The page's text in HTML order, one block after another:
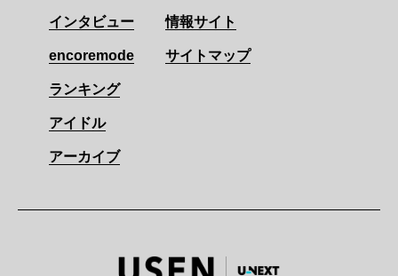
インタビュー
encoremode
ランキング
アイドル
アーカイブ
情報サイト
サイトマップ